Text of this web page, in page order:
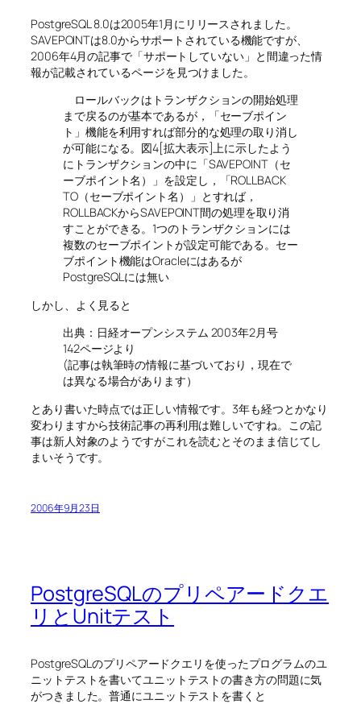
PostgreSQL 8.0は2005年1月にリリースされました。
SAVEPOINTは8.0からサポートされている機能ですが、
2006年4月の記事で「サポートしていない」と間違った情
報が記載されているページを見つけました。
ロールバックはトランザクションの開始処理
まで戻るのが基本であるが，「セーブポイン
ト」機能を利用すれば部分的な処理の取り消し
が可能になる。図4[拡大表示]上に示したよう
にトランザクションの中に「SAVEPOINT（セ
ーブポイント名）」を設定し，「ROLLBACK
TO（セーブポイント名）」とすれば，
ROLLBACKからSAVEPOINT間の処理を取り消
すことができる。1つのトランザクションには
複数のセーブポイントが設定可能である。セー
ブポイント機能はOracleにはあるが
PostgreSQLには無い
しかし、よく見ると
出典：日経オープンシステム 2003年2月号
142ページより
(記事は執筆時の情報に基づいており，現在で
は異なる場合があります）
とあり書いた時点では正しい情報です。3年も経つとかなり
変わりますから技術記事の再利用は難しいですね。この記
事は新人対象のようですがこれを読むとそのまま信じてし
まいそうです。
2006年9月23日
PostgreSQLのプリペアードクエ
リとUnitテスト
PostgreSQLのプリペアードクエリを使ったプログラムのユ
ニットテストを書いてユニットテストの書き方の問題に気
がつきました。普通にユニットテストを書くと